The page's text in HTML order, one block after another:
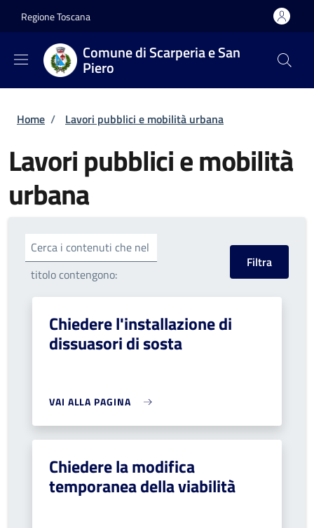
Regione Toscana
Comune di Scarperia e San
Piero
Briciole di pane
Home / Lavori pubblici e mobilità urbana
Lavori pubblici e mobilità
urbana
Cerca i contenuti che nel
titolo contengono:
Chiedere l'installazione di
dissuasori di sosta
VAI ALLA PAGINA
Chiedere la modifica
temporanea della viabilità